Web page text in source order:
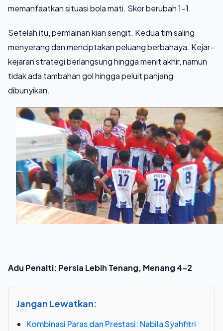
memanfaatkan situasi bola mati. Skor berubah 1–1.
Setelah itu, permainan kian sengit. Kedua tim saling
menyerang dan menciptakan peluang berbahaya. Kejar-
kejaran strategi berlangsung hingga menit akhir, namun
tidak ada tambahan gol hingga peluit panjang
dibunyikan.
Adu Penalti: Persia Lebih Tenang, Menang 4–2
Jangan Lewatkan:
Kombinasi Paras dan Prestasi: Nabila Syahfitri